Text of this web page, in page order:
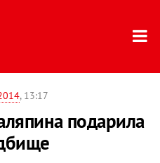
, 13:17
подарила